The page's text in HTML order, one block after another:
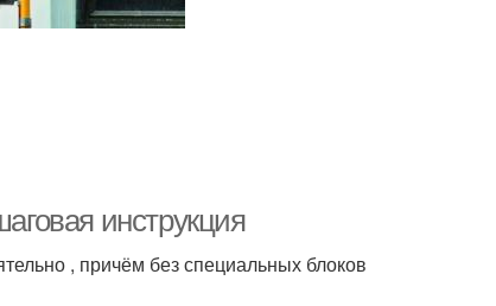
инструкция
, причём без специальных блоков